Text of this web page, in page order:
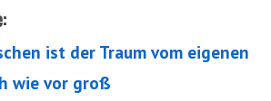
ist der Traum vom eigenen
wie vor groß